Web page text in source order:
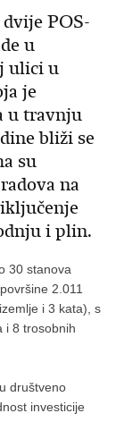
POS-
u
ulici u
je
u travnju
bliži se
su
na
i plin.
30 stanova
2.011
i 3 kata), s
i 8 trosobnih
društveno
investicije